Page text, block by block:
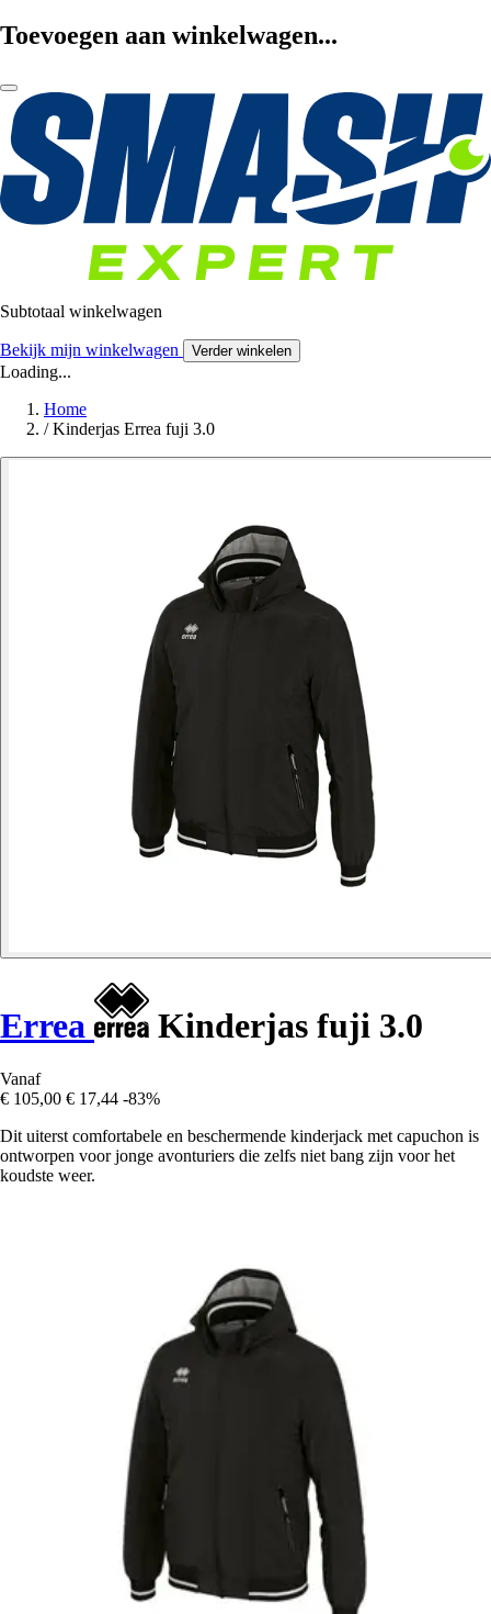
Toevoegen aan winkelwagen...
Subtotaal winkelwagen
Bekijk mijn winkelwagen Verder winkelen
Loading...
Home
/ Kinderjas Errea fuji 3.0
Errea Kinderjas fuji 3.0
Vanaf
€ 105,00 € 17,44 -83%
Dit uiterst comfortabele en beschermende kinderjack met capuchon is
ontworpen voor jonge avonturiers die zelfs niet bang zijn voor het
koudste weer.